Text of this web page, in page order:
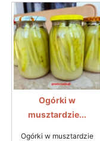
Ogórki w
musztardzie...
Ogórki w musztardzie